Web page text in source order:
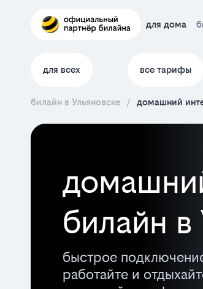
для дома
для всех все тарифы
билайн в Ульяновске / домашний
билайн в
быстрое
работайте и